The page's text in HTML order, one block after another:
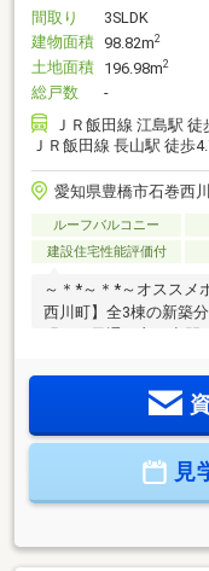
間取り
3SLDK
建物面積 98.82m2
土地面積 196.98m2
総戸数
-
ＪＲ飯田線 江島駅 徒
ＪＲ飯田線 長山駅 徒歩
愛知県豊橋市石巻西
ルーフバルコニー
建設住宅性能評価付
～＊*～＊*～オススメ
西川町】全3棟の新築
納できます！！●全居
す！●インナーバルコ
や豊川ICにアクセスが
豊かな落ち着いた住宅
見